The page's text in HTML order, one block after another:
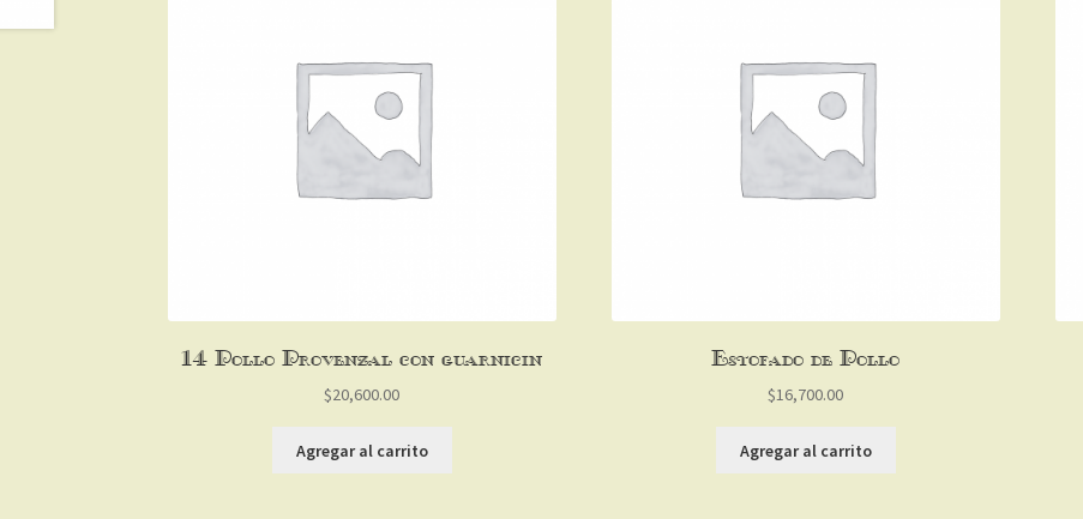
1/4 Pollo Provenzal con guarnición
$20,600.00
Agregar al carrito
Estofado de Pollo
$16,700.00
Agregar al carrito